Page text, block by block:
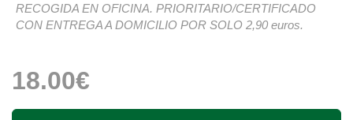
RECOGIDA EN OFICINA. PRIORITARIO/CERTIFICADO
CON ENTREGA A DOMICILIO POR SOLO 2,90 euros.
18.00€